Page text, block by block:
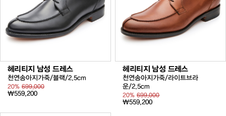
헤리티지 남성 드레스
천연송아지가죽/블랙/2.5cm
20% 699,000
₩559,200
헤리티지 남성 드레스
천연송아지가죽/라이트브라
운/2.5cm
20%699,000
₩559,200